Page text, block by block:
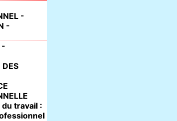
-
-
-
DES
travail :